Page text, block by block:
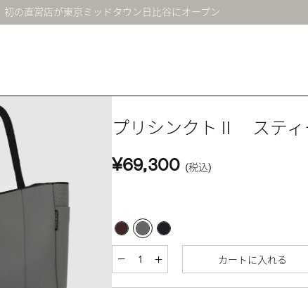
初の直営店が東京ミッドタウン日比谷にオープン
プリシンクトⅡ スティ
¥69,300 (税込)
カートに入れる